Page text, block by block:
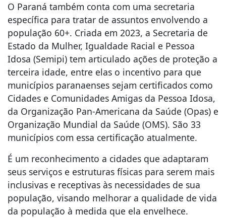
O Paraná também conta com uma secretaria
específica para tratar de assuntos envolvendo a
população 60+. Criada em 2023, a Secretaria de
Estado da Mulher, Igualdade Racial e Pessoa
Idosa (Semipi) tem articulado ações de proteção a
terceira idade, entre elas o incentivo para que
municípios paranaenses sejam certificados como
Cidades e Comunidades Amigas da Pessoa Idosa,
da Organização Pan-Americana da Saúde (Opas) e
Organização Mundial da Saúde (OMS). São 33
municípios com essa certificação atualmente.
É um reconhecimento a cidades que adaptaram
seus serviços e estruturas físicas para serem mais
inclusivas e receptivas às necessidades de sua
população, visando melhorar a qualidade de vida
da população à medida que ela envelhece.